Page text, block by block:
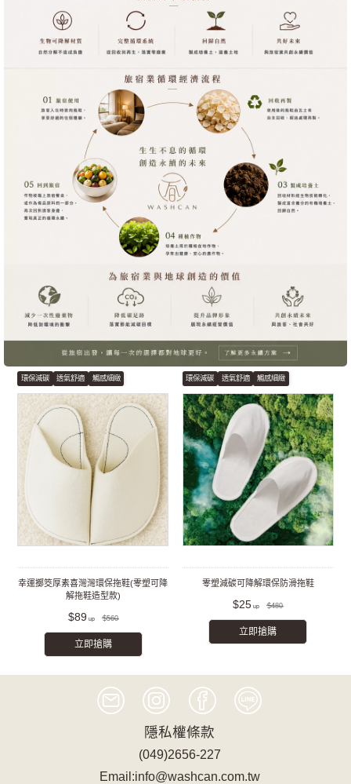
環保減碳 透氣舒適 觸感細緻
幸運擲筊厚素喜灣灣環保拖鞋(零塑可降
解拖鞋造型款)
$89 $560
立即搶購
環保減碳 透氣舒適 觸感細緻
零塑減碳可降解環保防滑拖鞋
$25 $480
立即搶購
隱私權條款
(049)2656-227
Email:info@washcan.com.tw